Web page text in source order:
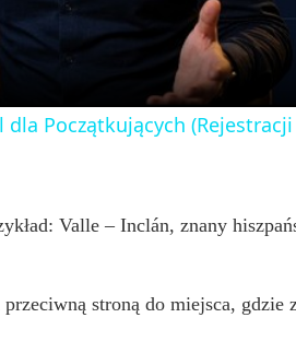
Początkujących
Valle – Inclán, znany
stroną do miejsca, gdzie